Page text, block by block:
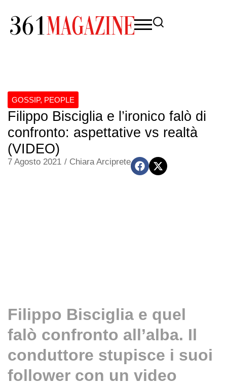
GOSSIP, PEOPLE
Filippo Bisciglia e l’ironico falò di
confronto: aspettative vs realtà
(VIDEO)
7 Agosto 2021 / Chiara Arciprete
Filippo Bisciglia e quel
falò confronto all’alba. Il
conduttore stupisce i suoi
follower con un video